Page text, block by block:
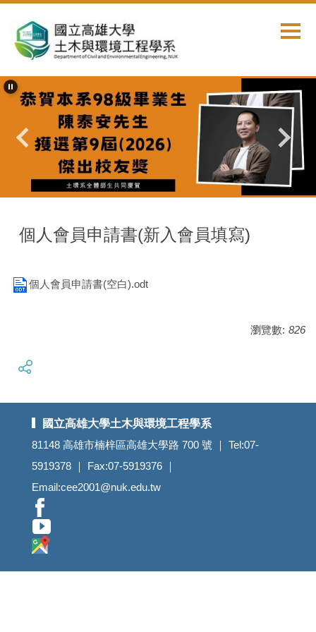
到
主
內
容
首頁 系友會會員入會與查詢
個人會員申請書(新入會員填寫)
個人會員申請書(空白).odt
瀏覽數: 826
國立高雄大學土木與環境工程學系
81148 高雄市楠梓區高雄大學路 700 號 ｜ Tel:07-
5919378 ｜ Fax:07-5919376 ｜
Email:cee2001@nuk.edu.tw